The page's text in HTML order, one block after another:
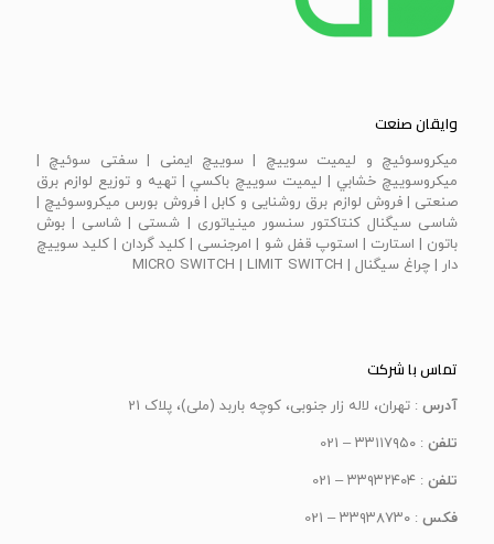
وایقان صنعت
ميكروسوئيچ و ليميت سوييچ | سویيچ ايمنی | سفتی سوئيچ |
ميكروسوييچ خشابي | ليميت سوييچ باكسي | تهیه و توزیع لوازم برق
صنعتی | فروش لوازم برق روشنایی و کابل | فروش بورس میکروسوئیچ |
شاسی سیگنال کنتاکتور سنسور مینیاتوری | شستی | شاسی | بوش
باتون | استارت | استوپ قفل شو | امرجنسی | كليد گردان | كليد سوييچ
دار | چراغ سيگنال | MICRO SWITCH | LIMIT SWITCH
تماس با شرکت
آدرس : تهران، لاله زار جنوبی، کوچه باربد (ملی)، پلاک 21
تلفن : ۳۳۱۱۷۹۵۰ – 021
تلفن : ۳۳۹۳۲۴۰۴ – 021
فکس : ۳۳۹۳۸۷۳۰ – 021